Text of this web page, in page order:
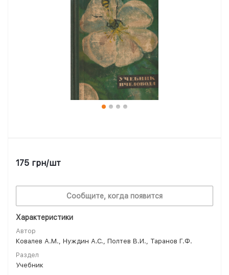
Характеристики
Автор
Ковалев А.М., Нуждин А.С., Полтев В.И., Таранов Г.Ф.
Раздел
Учебник
175 грн/шт
Сообщите, когда появится